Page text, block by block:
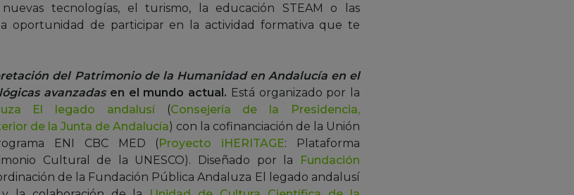
tecnologías, el turismo, la educación STEAM o las
oportunidad de participar en la actividad formativa que te
del Patrimonio de la Humanidad en Andalucía en el
avanzadasen el mundo actual. Está organizado por la
El legado andalusí(Consejería de la Presidencia,
de la Junta de Andalucía) con la cofinanciación de la Unión
ENI CBC MED ( Proyecto iHERITAGE: Plataforma
Cultural de la UNESCO). Diseñado por la
Fundación
de la Fundación Pública Andaluza El legado andalusí